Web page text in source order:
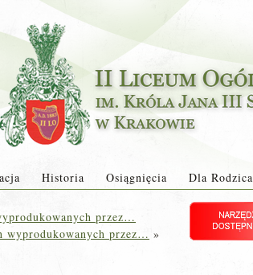
Historia Osiągnięcia Dla Rodzica
przez…
wyprodukowanych przez… »